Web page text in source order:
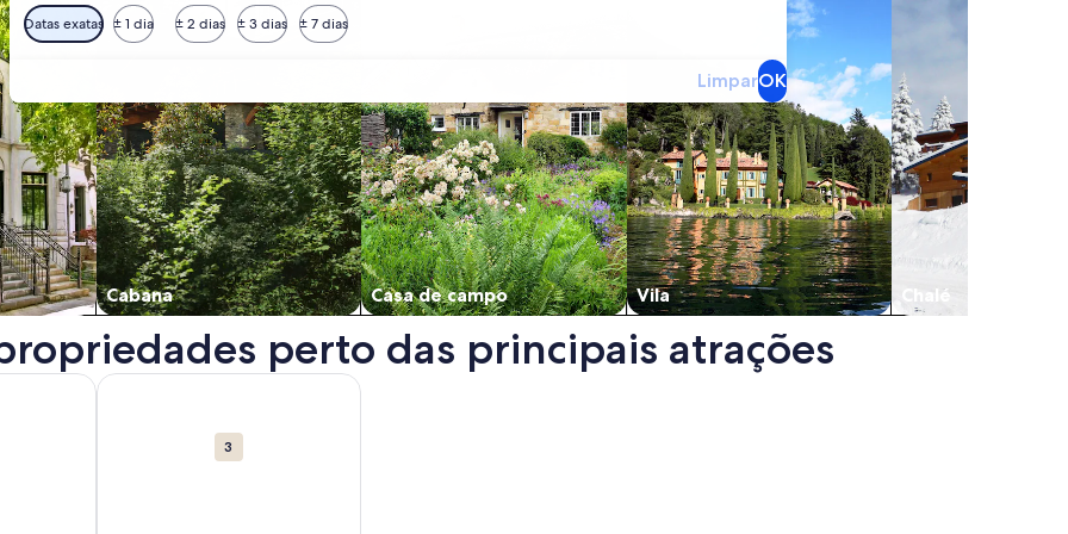
Datas exatas ± 1 dia ± 2 dias ± 3 dias ± 7 dias
LimparOK
Cabana Casa de campo Vila Chalé
perto das principais atrações
nova janela.
Universidade de Brasília. Abre em uma nova janela.
3
Mais informações sobre Teatro Nacional Cláudio Santoro. Abre em uma nova janela.